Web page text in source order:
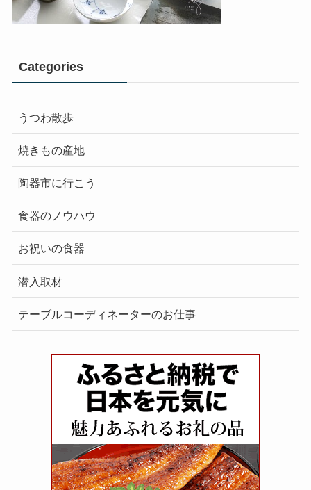
Categories
うつわ散歩
焼きもの産地
陶器市に行こう
食器のノウハウ
お祝いの食器
潜入取材
テーブルコーディネーターのお仕事